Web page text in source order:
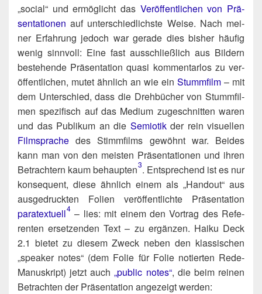
„social“ und ermög­licht das Ver­öf­fent­li­chen von Prä­
sen­ta­tio­nen auf unter­schied­lichs­te Wei­se. Nach mei­
ner Erfah­rung jedoch war gera­de dies bis­her häu­fig
wenig sinn­voll: Eine fast aus­schließ­lich aus Bil­dern
bestehen­de Prä­sen­ta­ti­on qua­si kom­men­tar­los zu ver­
öf­fent­li­chen, mutet ähn­lich an wie ein Stumm­film – mit
dem Unter­schied, dass die Dreh­bü­cher von Stumm­fil­
men spe­zi­fisch auf das Medi­um zuge­schnit­ten waren
und das Publi­kum an die Semio­tikder rein visu­el­len
Film­spra­che des Stimm­films gewöhnt war. Bei­des
kann man von den meis­ten Prä­sen­ta­tio­nen und ihren
Betrach­tern kaum behaupten​3. Ent­spre­chend ist es nur
kon­se­quent, die­se ähn­lich einem als „Hand­out“ aus
aus­ge­druck­ten Foli­en ver­öf­fent­lich­te Prä­sen­ta­ti­on
para­tex­tu­ell4 – lies: mit einem den Vor­trag des Refe­
ren­ten erset­zen­den Text – zu ergän­zen. Hai­ku Deck
2.1 bie­tet zu die­sem Zweck neben den klas­si­schen
„spea­k­er notes“ (dem Folie für Folie notier­ten Rede-
Manu­skript) jetzt auch„public notes“, die beim rei­nen
Betrach­ten der Prä­sen­ta­ti­on ange­zeigt werden: